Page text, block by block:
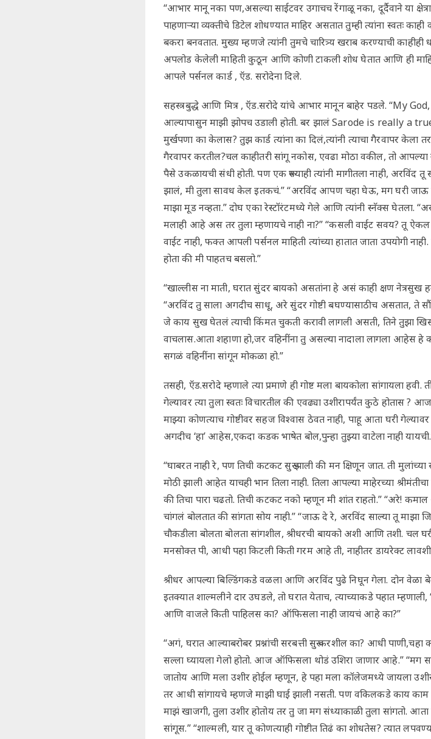
“आभार मानू नका पण,असल्या साईटवर उगाचच रेंगाळू नका, दूर्दैवाने या
पाहणाऱ्या व्यक्तीचे डिटेल शोधण्यात माहिर असतात तुम्ही त्यांना स्वतः
बकरा बनवतात. मुख्य म्हणजे त्यांनी तुमचे चारित्र्य खराब करण्याची
अपलोड केलेली माहिती कुठून आणि कोणी टाकली शोध घेतात आणि ही माहिती
आपले पर्सनल कार्ड , ऍड. सरोदेना दिले.
सहस्त्रबुद्धे आणि मित्र , ऍड.सरोदे यांचे आभार मानून बाहेर पडले. “My God,
आल्यापासुन माझी झोपच उडाली होती. बर झालं Sarode is really a
मुर्खपणा का केलास? तुझ कार्ड त्यांना का दिलं,त्यांनी त्याचा गैरवापर केला
गैरवापर करतील?चल काहीतरी सांगू नकोस, एवढा मोठा वकील, तो
पैसे उकळायची संधी होती. पण एक रूपयाही त्यांनी मागीतला नाही, अरविंद
झालं, मी तुला सावध केल इतकचं.” “अरविंद आपण चहा घेऊ, मग घरी जाऊ
माझा मूड नव्हता.” दोघ एका रेस्टॉरंटमध्ये गेले आणि त्यांनी स्नॅक्स घेतला.
मलाही आहे अस तर तुला म्हणायचे नाही ना?” “कसली वाईट सवय? तू
वाईट नाही, फक्त आपली पर्सनल माहिती त्यांच्या हातात जाता उपयोगी
होता की मी पाहतच बसलो.”
“खाल्लीस ना माती, घरात सुंदर बायको असतांना हे असं काही क्षण नेत्रसुख
“अरविंद तु साला अगदीच साधू, अरे सुंदर गोष्टी बघण्यासाठीच असतात, ते
जे काय सुख घेतलं त्याची किंमत चुकती करावी लागली असती, तिने तुझा
वाचलास.आता शहाणा हो,जर वहिनींना तु असल्या नादाला लागला आहेस हे
सगळं वहिनींना सांगून मोकळा हो.”
तसही, ऍड.सरोदे म्हणाले त्या प्रमाणे ही गोष्ट मला बायकोला सांगायला
गेल्यावर त्या तुला स्वतः विचारतील की एवढ्या उशीरापर्यंत कुठे होतास
माझ्या कोणत्याच गोष्टीवर सहज विश्वास ठेवत नाही, पाहू आता घरी
अगदीच ‘हा’ आहेस,एकदा कडक भाषेत बोल,पुन्हा तुझ्या वाटेला नाही
“घाबरत नाही रे, पण तिची कटकट सुरू झाली की मन क्षिणून जात. ती
मोठी झाली आहेत याचही भान तिला नाही. तिला आपल्या माहेरच्या
की तिचा पारा चढतो. तिची कटकट नको म्हणून मी शांत राहतो.” “अरे!
चांगलं बोलतात की सांगता सोय नाही.” “जाऊ दे रे, अरविंद साल्या तू माझा
चौकडीला बोलता बोलता सांगशील, श्रीधरची बायको अशी आणि तशी. चल
मनसोक्त पी, आधी पहा किटली किती गरम आहे ती, नाहीतर डायरेक्ट
श्रीधर आपल्या बिल्डिंगकडे वळला आणि अरविंद पुढे निघून गेला. दोन वेळा
इतक्यात शाल्मलीने दार उघडले, तो घरात येताच, त्याच्याकडे पहात
आणि वाजले किती पाहिलस का? ऑफिसला नाही जायचं आहे का?”
“अगं, घरात आल्याबरोबर प्रश्नांची सरबत्ती सुरू करशील का? आधी पाणी,चहा
सल्ला घ्यायला गेलो होतो. आज ऑफिसला थोडं उशिरा जाणार आहे.” “मग
जातोय आणि मला उशीर होईल म्हणून, हे पहा मला कॉलेजमध्ये जायला
तर आधी सांगायचे म्हणजे माझी घाई झाली नसती. पण वकिलकडे काय
माझं खाजगी, तुला उशीर होतोय तर तु जा मग संध्याकाळी तुला सांगतो.
सांगूस.” “शाल्मली, यार तू कोणत्याही गोष्टीत तिढं का शोधतेस? त्यात